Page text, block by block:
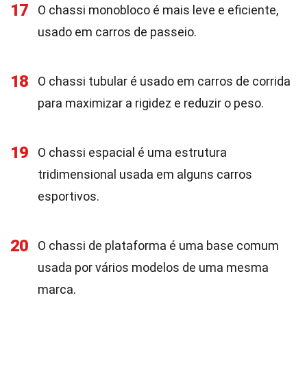
17
O chassi monobloco é mais leve e eficiente,
usado em carros de passeio.
18
O chassi tubular é usado em carros de corrida
para maximizar a rigidez e reduzir o peso.
19
O chassi espacial é uma estrutura
tridimensional usada em alguns carros
esportivos.
20
O chassi de plataforma é uma base comum
usada por vários modelos de uma mesma
marca.